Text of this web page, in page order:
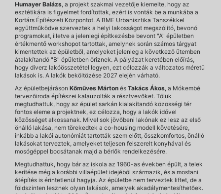
Humayer Balázs, a projekt szakmai vezetője kiemelte, hogy az
esztétikára is figyelmet fordítottak, ezért is vonták be a munkába a
Kortárs Építészeti Központot. A BME Urbanisztika Tanszékkel
együttműködve szerveztek a helyi lakosságot megszólító, bevonó
programokat, illetve a jelenlegi építkezésbe bevont "A" épületben
értékmentő workshopot tartottak, amelynek során számos tárgyat
kimentettek az épületből, amelyeket jelenleg a következő ütemben
átalakítandó "B" épületben őriznek. A pályázat keretében előírás,
hogy diverz lakóösszetétel legyen, ezt célozzák a változatos méretű
lakások is. A lakók beköltözése 2027 elején várható.
Az épületbejáráson Kőműves Márton és Takács Ákos, a Mókembé
tervezőiroda építészei kalauzolták a résztvevőket. Tőlük
megtudhattuk, hogy az épület sarkán kialakítandó közösségi tér
fontos eleme a projektnek, ez célozza, hogy a lakók idővel
közösséget alkossanak. Mivel sok jövőbeni lakónak ez lesz az első
önálló lakása, nem törekedtek a co-housing modell követésére,
inkább a lakói autonómiát tartották szem előtt, összkomfortos, önálló
lakásokat terveztek, amelyeket teljesen felszerelt konyhával és
mosógéppel bocsátanak majd a bérlők rendelkezésére.
Megtudhattuk, hogy bár az iskola az 1960-as években épült, a telek
kerítése még a korábbi villaépület idejéből származik, és a mostani
átépítés is érintetlenül hagyja. Az épületbe nem terveztek liftet, de a
földszinten lesznek olyan lakások, amelyek akadálymentesíthetőek.